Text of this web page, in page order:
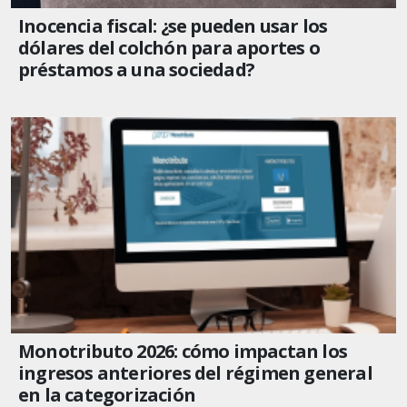
Inocencia fiscal: ¿se pueden usar los
dólares del colchón para aportes o
préstamos a una sociedad?
Monotributo 2026: cómo impactan los
ingresos anteriores del régimen general
en la categorización